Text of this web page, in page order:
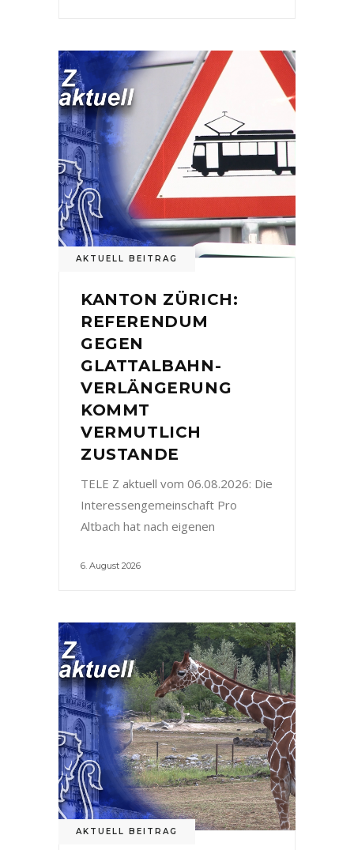
AKTUELL BEITRAG
KANTON ZÜRICH:
REFERENDUM
GEGEN
GLATTALBAHN-
VERLÄNGERUNG
KOMMT
VERMUTLICH
ZUSTANDE
TELE Z aktuell vom 06.08.2026: Die
Interessengemeinschaft Pro
Altbach hat nach eigenen
6. August 2026
AKTUELL BEITRAG